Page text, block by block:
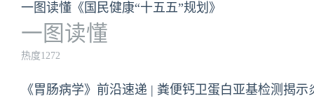
一图读懂《国民健康“十五五”规划》
一图读懂
热度1272
《胃肠病学》前沿速递 | 粪便钙卫蛋白亚基检测揭